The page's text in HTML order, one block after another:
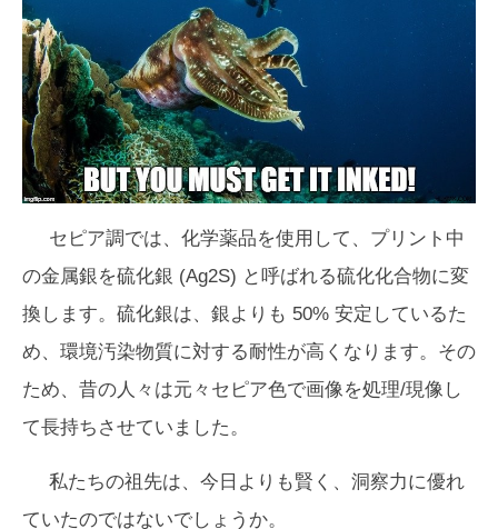
セピア調では、化学薬品を使用して、プリント中
の金属銀を硫化銀 (Ag2S) と呼ばれる硫化化合物に変
換します。硫化銀は、銀よりも 50% 安定しているた
め、環境汚染物質に対する耐性が高くなります。その
ため、昔の人々は元々セピア色で画像を処理/現像し
て長持ちさせていました。
私たちの祖先は、今日よりも賢く、洞察力に優れ
ていたのではないでしょうか。